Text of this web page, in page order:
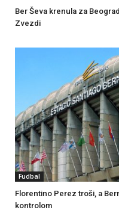
Ber Ševa krenula za
Zvezdi
Fudbal
Florentino Perez troši, a
kontrolom